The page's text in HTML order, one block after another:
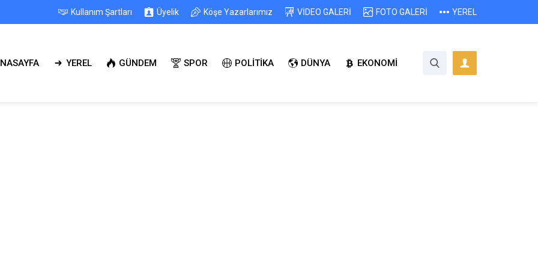
Kullanım Şartları Üyelik Köşe Yazarlarımız VİDEO GALERİ FOTO GALERİ YEREL
YEREL GÜNDEM SPOR POLİTİKA DÜNYA EKONOMİ